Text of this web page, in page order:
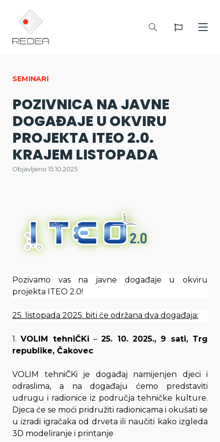
SEMINARI
POZIVNICA NA JAVNE
DOGAĐAJE U OKVIRU
PROJEKTA ITEO 2.0.
KRAJEM LISTOPADA
Objavljeno 15.10.2025
Pozivamo vas na javne događaje u okviru
projekta ITEO 2.0!
25. listopada 2025. biti će održana dva događaja:
1.VOLIM tehniČKi –25. 10. 2025., 9 sati, Trg
republike, Čakovec
VOLIM tehniČKi je događaj namijenjen djeci i
odraslima, a na događaju ćemo predstaviti
udrugu i radionice iz područja tehničke kulture.
Djeca će se moći pridružiti radionicama i okušati se
u izradi igračaka od drveta ili naučiti kako izgleda
3D modeliranje i printanje